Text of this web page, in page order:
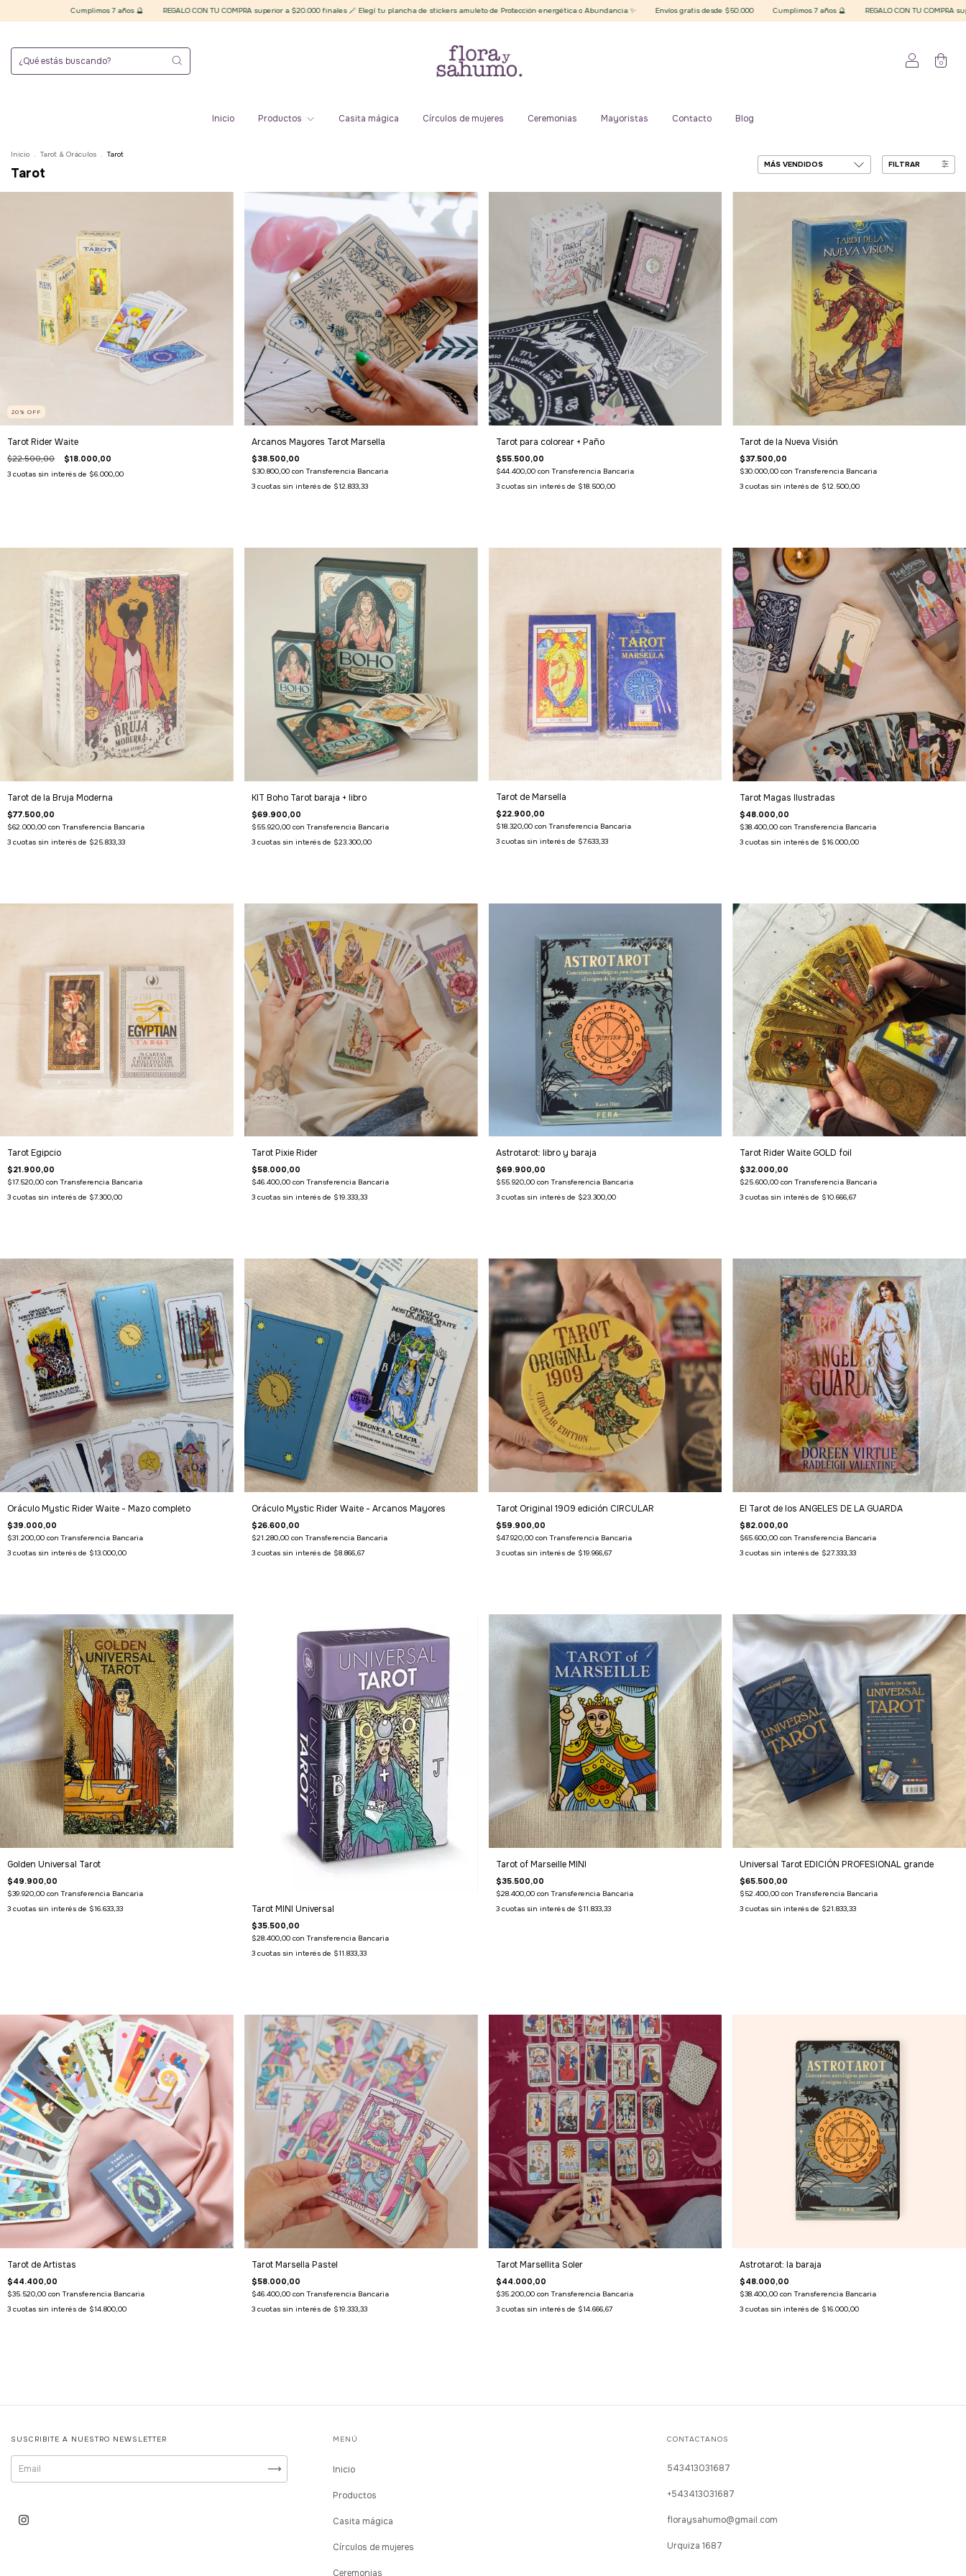
REGALO CON TU COMPRA superior a $20.000 finales 🪄 Elegí tu plancha de stickers amuleto de Protección energética o Abundancia ✨ Envíos gratis desde $50.000 Cumplimos 7 años 🔮 REGALO CON TU COMPRA superior a $20.000 finales 🪄 Elegí tu
0
Inicio Productos Casita mágica Círculos de mujeres Ceremonias Mayoristas Contacto Blog
Inicio . Tarot & Oráculos . Tarot
Tarot
FILTRAR
20 % OFF
Tarot Rider Waite
$22.500,00 $18.000,00
3 cuotas sin interés de $6.000,00
Arcanos Mayores Tarot Marsella
$38.500,00
$30.800,00 con Transferencia Bancaria
3 cuotas sin interés de $12.833,33
Tarot para colorear + Paño
$55.500,00
$44.400,00 con Transferencia Bancaria
3 cuotas sin interés de $18.500,00
Tarot de la Nueva Visión
$37.500,00
$30.000,00con Transferencia Bancaria
3 cuotas sin interés de $12.500,00
Tarot de la Bruja Moderna
$77.500,00
$62.000,00 con Transferencia Bancaria
3 cuotas sin interés de $25.833,33
KIT Boho Tarot baraja + libro
$69.900,00
$55.920,00 con Transferencia Bancaria
3 cuotas sin interés de $23.300,00
Tarot de Marsella
$22.900,00
$18.320,00 con Transferencia Bancaria
3 cuotas sin interés de $7.633,33
Tarot Magas Ilustradas
$48.000,00
$38.400,00con Transferencia Bancaria
3 cuotas sin interés de $16.000,00
Tarot Egipcio
$21.900,00
$17.520,00 con Transferencia Bancaria
3 cuotas sin interés de $7.300,00
Tarot Pixie Rider
$58.000,00
$46.400,00 con Transferencia Bancaria
3 cuotas sin interés de $19.333,33
Astrotarot: libro y baraja
$69.900,00
$55.920,00 con Transferencia Bancaria
3 cuotas sin interés de $23.300,00
Tarot Rider Waite GOLD foil
$32.000,00
$25.600,00con Transferencia Bancaria
3 cuotas sin interés de $10.666,67
Oráculo Mystic Rider Waite - Mazo completo
$39.000,00
$31.200,00 con Transferencia Bancaria
3 cuotas sin interés de $13.000,00
Oráculo Mystic Rider Waite - Arcanos Mayores
$26.600,00
$21.280,00 con Transferencia Bancaria
3 cuotas sin interés de $8.866,67
Tarot Original 1909 edición CIRCULAR
$59.900,00
$47.920,00 con Transferencia Bancaria
3 cuotas sin interés de $19.966,67
El Tarot de los ANGELES DE LA GUARDA
$82.000,00
$65.600,00con Transferencia Bancaria
3 cuotas sin interés de $27.333,33
Golden Universal Tarot
$49.900,00
$39.920,00 con Transferencia Bancaria
3 cuotas sin interés de $16.633,33 Tarot MINI Universal
$35.500,00
$28.400,00 con Transferencia Bancaria
3 cuotas sin interés de $11.833,33
Tarot of Marseille MINI
$35.500,00
$28.400,00 con Transferencia Bancaria
3 cuotas sin interés de $11.833,33
Universal Tarot EDICIÓN PROFESIONAL grande
$65.500,00
$52.400,00con Transferencia Bancaria
3 cuotas sin interés de $21.833,33
Tarot de Artistas
$44.400,00
$35.520,00 con Transferencia Bancaria
3 cuotas sin interés de $14.800,00
Tarot Marsella Pastel
$58.000,00
$46.400,00 con Transferencia Bancaria
3 cuotas sin interés de $19.333,33
Tarot Marsellita Soler
$44.000,00
$35.200,00 con Transferencia Bancaria
3 cuotas sin interés de $14.666,67
Astrotarot: la baraja
$48.000,00
$38.400,00con Transferencia Bancaria
3 cuotas sin interés de $16.000,00
SUSCRIBITE A NUESTRO NEWSLETTER MENÚ
Inicio
Productos
Casita mágica
Círculos de mujeres
Ceremonias
CONTACTANOS
543413031687
+543413031687
floraysahumo@gmail.com
Urquiza 1687